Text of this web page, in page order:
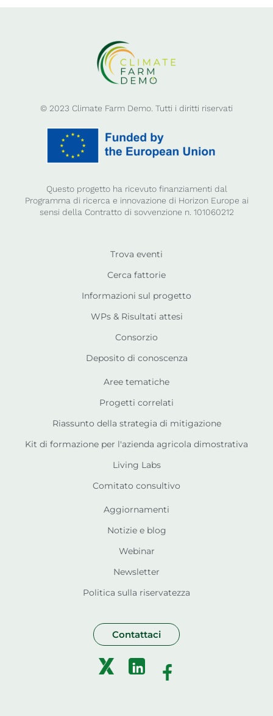
© 2023 Climate Farm Demo. Tutti i diritti riservati
Questo progetto ha ricevuto finanziamenti dal
Programma di ricerca e innovazione di Horizon Europe ai
sensi della Contratto di sovvenzione n. 101060212
Trova eventi
Cerca fattorie
Informazioni sul progetto
WPs & Risultati attesi
Consorzio
Deposito di conoscenza
Aree tematiche
Progetti correlati
Riassunto della strategia di mitigazione
Kit di formazione per l'azienda agricola dimostrativa
Living Labs
Comitato consultivo
Aggiornamenti
Notizie e blog
Webinar
Newsletter
Politica sulla riservatezza
Contattaci